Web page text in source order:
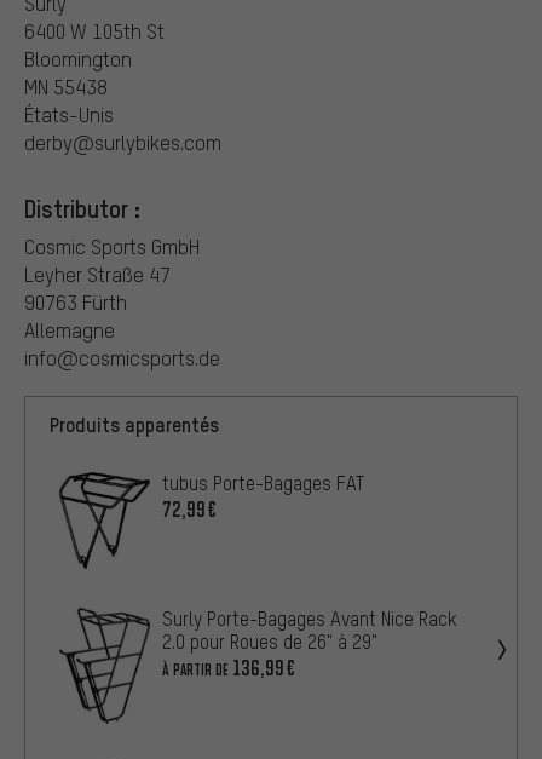
6400 W 105th St
Bloomington
MN 55438
États-Unis
derby@surlybikes.com
Distributor :
Cosmic Sports GmbH
Leyher Straße 47
90763 Fürth
Allemagne
info@cosmicsports.de
Produits apparentés
tubus Porte-Bagages FAT
72,99€
Surly Porte-Bagages Avant Nice Rack
2.0 pour Roues de 26" à 29"
À PARTIR DE 136,99€